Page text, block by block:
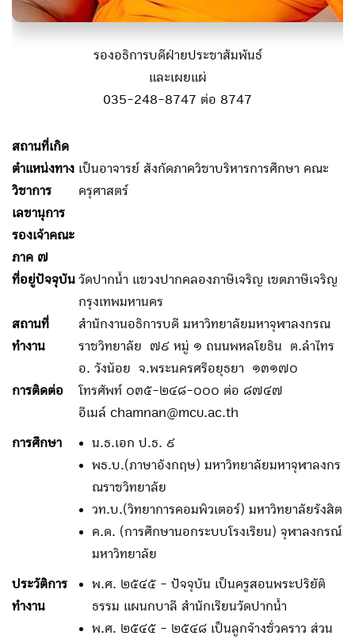
รองอธิการบดีฝ่ายประชาสัมพันธ์
และเผยแผ่
035-248-8747 ต่อ 8747
สถานที่เกิด
ตำแหน่งทาง
วิชาการ
เป็นอาจารย์ สังกัดภาควิชาบริหารการศึกษา คณะ
ครุศาสตร์
เลขานุการ
รองเจ้าคณะ
ภาค ๗
ที่อยู่ปัจจุบัน วัดปากน้ำ แขวงปากคลองภาษีเจริญ เขตภาษีเจริญ
กรุงเทพมหานคร
สถานที่
ทำงาน
สำนักงานอธิการบดี มหาวิทยาลัยมหาจุฬาลงกรณ
ราชวิทยาลัย ๗๙ หมู่ ๑ ถนนพหลโยธิน ต.ลำไทร
อ. วังน้อย จ.พระนครศรีอยุธยา ๑๓๑๗๐
การติดต่อ
โทรศัพท์ ๐๓๕-๒๔๘-๐๐๐ ต่อ ๘๗๔๗
อีเมล์ chamnan@mcu.ac.th
การศึกษา
น.ธ.เอก ป.ธ. ๙
พธ.บ.(ภาษาอังกฤษ) มหาวิทยาลัยมหาจุฬาลงกร
ณราชวิทยาลัย
วท.บ.(วิทยาการคอมพิวเตอร์) มหาวิทยาลัยรังสิต
ค.ด. (การศึกษานอกระบบโรงเรียน) จุฬาลงกรณ์
มหาวิทยาลัย
ประวัติการ
ทำงาน
พ.ศ. ๒๕๔๕ - ปัจจุบัน เป็นครูสอนพระปริยัติ
ธรรม แผนกบาลี สำนักเรียนวัดปากน้ำ
พ.ศ. ๒๕๔๕ - ๒๕๔๘ เป็นลูกจ้างชั่วคราว ส่วน